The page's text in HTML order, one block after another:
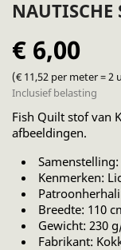
€ 6,00
(€ 11,52 per meter = 2
Inclusief belasting
Fish Quilt stof van
afbeeldingen.
Kenmerken:
Breedte: 110
Gewicht: 230
Fabrikant: